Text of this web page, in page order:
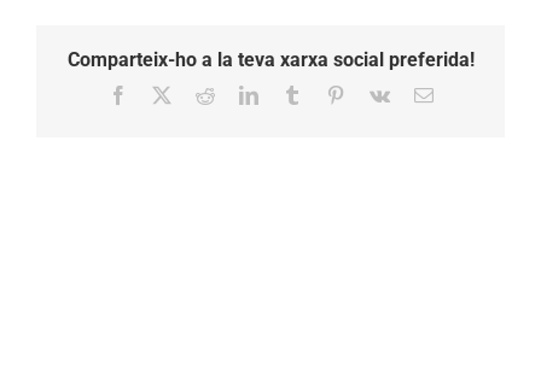
Comparteix-ho a la teva xarxa social preferida!
Facebook RedditLinkedInTumblr Pinterest
Vk Email: